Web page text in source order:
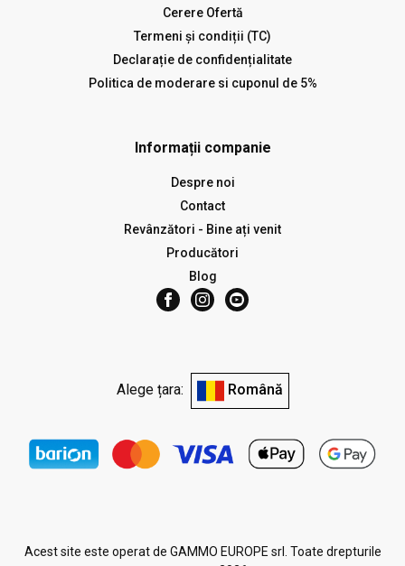
Cerere Ofertă
Termeni și condiții (TC)
Declarație de confidențialitate
Politica de moderare si cuponul de 5%
Informații companie
Despre noi
Contact
Revânzători - Bine ați venit
Producători
Blog
Alege țara: Română
Acest site este operat de GAMMO EUROPE srl. Toate drepturile